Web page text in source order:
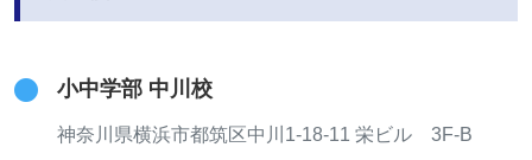
小中学部 中川校
神奈川県横浜市都筑区中川1-18-11 栄ビル 3F-B